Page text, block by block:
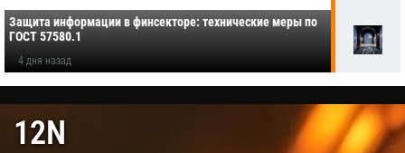
Защита информации в финсекторе: технические меры по
ГОСТ 57580.1
4 дня назад
12N